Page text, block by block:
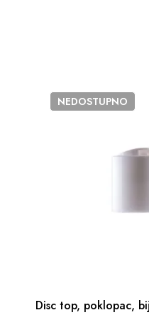
NEDOSTUPNO
Disc top, poklopac,